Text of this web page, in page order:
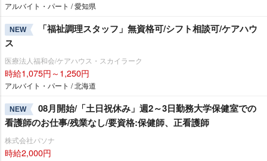
アルバイト・パート / 愛知県
NEW
「福祉調理スタッフ」無資格可/シフト相談可/ケアハウ
ス
医療法人福和会/ケアハウス・スカイラーク
時給1,075円～1,250円
アルバイト・パート / 北海道
NEW
08月開始/「土日祝休み」週2～3日勤務大学保健室での
看護師のお仕事/残業なし/要資格:保健師、正看護師
株式会社パソナ
時給2,000円